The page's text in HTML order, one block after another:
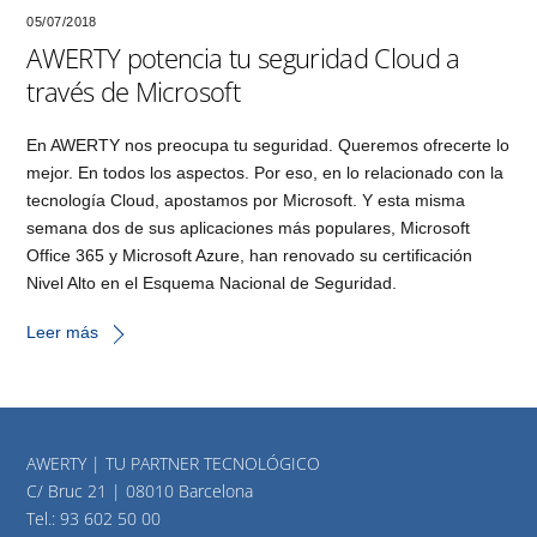
05/07/2018
AWERTY potencia tu seguridad Cloud a
través de Microsoft
En AWERTY nos preocupa tu seguridad. Queremos ofrecerte lo
mejor. En todos los aspectos. Por eso, en lo relacionado con la
tecnología Cloud, apostamos por Microsoft. Y esta misma
semana dos de sus aplicaciones más populares, Microsoft
Office 365 y Microsoft Azure, han renovado su certificación
Nivel Alto en el Esquema Nacional de Seguridad.
Leer más
AWERTY | TU PARTNER TECNOLÓGICO
C/ Bruc 21 | 08010 Barcelona
Tel.:93 602 50 00